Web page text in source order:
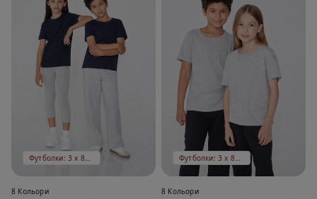
8 Кольори 8 Кольори